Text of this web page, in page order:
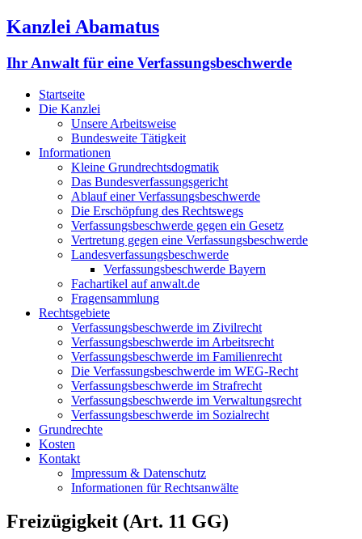
Kanzlei Abamatus
Ihr Anwalt für eine Verfassungsbeschwerde
Startseite
Die Kanzlei
Unsere Arbeitsweise
Bundesweite Tätigkeit
Informationen
Kleine Grundrechtsdogmatik
Das Bundesverfassungsgericht
Ablauf einer Verfassungsbeschwerde
Die Erschöpfung des Rechtswegs
Verfassungsbeschwerde gegen ein Gesetz
Vertretung gegen eine Verfassungsbeschwerde
Landesverfassungsbeschwerde
Verfassungsbeschwerde Bayern
Fachartikel auf anwalt.de
Fragensammlung
Rechtsgebiete
Verfassungsbeschwerde im Zivilrecht
Verfassungsbeschwerde im Arbeitsrecht
Verfassungsbeschwerde im Familienrecht
Die Verfassungsbeschwerde im WEG-Recht
Verfassungsbeschwerde im Strafrecht
Verfassungsbeschwerde im Verwaltungsrecht
Verfassungsbeschwerde im Sozialrecht
Grundrechte
Kosten
Kontakt
Impressum & Datenschutz
Informationen für Rechtsanwälte
Freizügigkeit (Art. 11 GG)